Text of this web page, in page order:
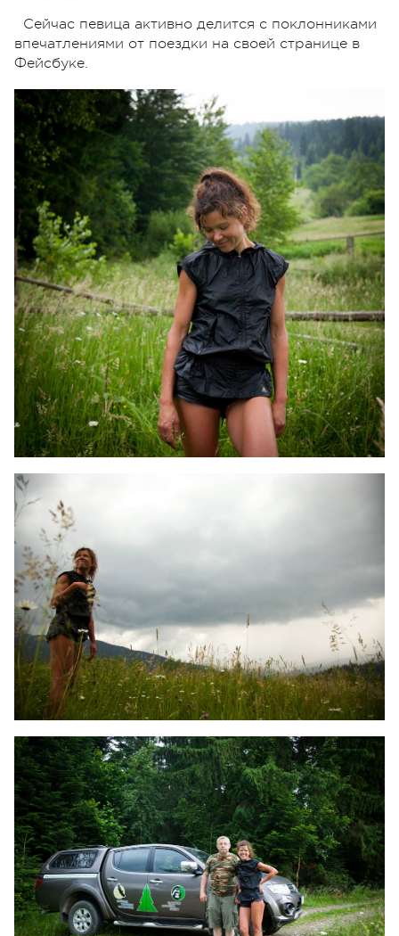
Сейчас певица активно делится с поклонниками
впечатлениями от поездки на своей странице в
Фейсбуке.